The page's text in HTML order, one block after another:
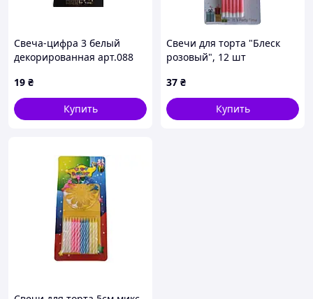
Свеча-цифра 3 белый
декорированная арт.088
19 ₴
Купить
Свечи для торта "Блеск
розовый", 12 шт
37 ₴
Купить